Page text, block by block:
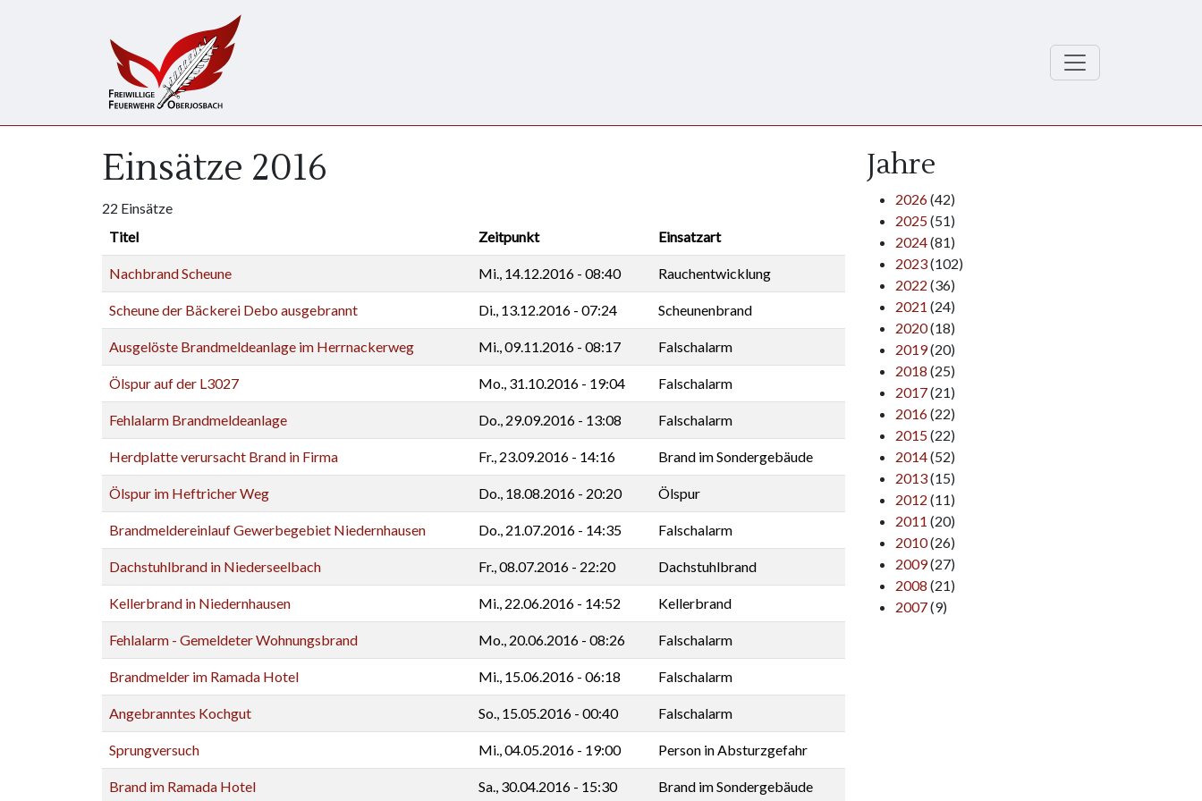
Einsätze 2016
22 Einsätze
Titel
Zeitpunkt Einsatzart
Nachbrand Scheune Mi., 14.12.2016 - 08:40 Rauchentwicklung
Scheune der Bäckerei Debo ausgebrannt Di., 13.12.2016 - 07:24 Scheunenbrand
Ausgelöste Brandmeldeanlage im Herrnackerweg Mi., 09.11.2016 - 08:17 Falschalarm
Ölspur auf der L3027 Mo., 31.10.2016 - 19:04 Falschalarm
Fehlalarm Brandmeldeanlage Do., 29.09.2016 - 13:08 Falschalarm
Herdplatte verursacht Brand in Firma Fr., 23.09.2016 - 14:16 Brand im Sondergebäude
Ölspur im Heftricher Weg Do., 18.08.2016 - 20:20 Ölspur
Brandmeldereinlauf Gewerbegebiet Niedernhausen Do., 21.07.2016 - 14:35 Falschalarm
Dachstuhlbrand in Niederseelbach Fr., 08.07.2016 - 22:20 Dachstuhlbrand
Kellerbrand in Niedernhausen Mi., 22.06.2016 - 14:52 Kellerbrand
Fehlalarm - Gemeldeter Wohnungsbrand Mo., 20.06.2016 - 08:26 Falschalarm
Brandmelder im Ramada Hotel Mi., 15.06.2016 - 06:18 Falschalarm
Angebranntes Kochgut So., 15.05.2016 - 00:40 Falschalarm
Sprungversuch Mi., 04.05.2016 - 19:00 Person in Absturzgefahr
Brand im Ramada Hotel Sa., 30.04.2016 - 15:30 Brand im Sondergebäude
Jahre
2026(42)
2025(51)
2024(81)
2023(102)
2022 (36)
2021 (24)
2020(18)
2019(20)
2018 (25)
2017(21)
2016(22)
2015(22)
2014(52)
2013(15)
2012 (11)
2011 (20)
2010(26)
2009(27)
2008 (21)
2007(9)